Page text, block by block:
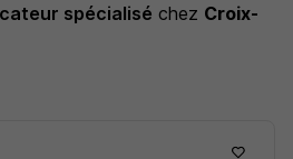
spécialisé chez Croix-